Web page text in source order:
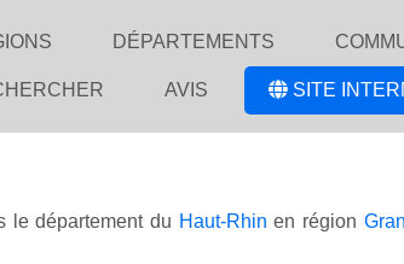
DÉPARTEMENTS
AVIS SITE
le département du Haut-Rhin en région